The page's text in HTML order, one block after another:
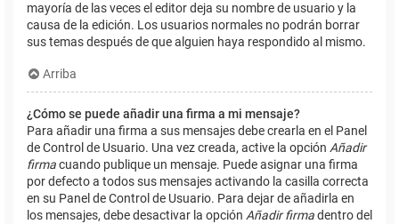
mayoría de las veces el editor deja su nombre de usuario y la
causa de la edición. Los usuarios normales no podrán borrar
sus temas después de que alguien haya respondido al mismo.
Arriba
¿Cómo se puede añadir una firma a mi mensaje?
Para añadir una firma a sus mensajes debe crearla en el Panel
de Control de Usuario. Una vez creada, active la opción Añadir
firmacuando publique un mensaje. Puede asignar una firma
por defecto a todos sus mensajes activando la casilla correcta
en su Panel de Control de Usuario. Para dejar de añadirla en
los mensajes, debe desactivar la opción Añadir firmadentro del